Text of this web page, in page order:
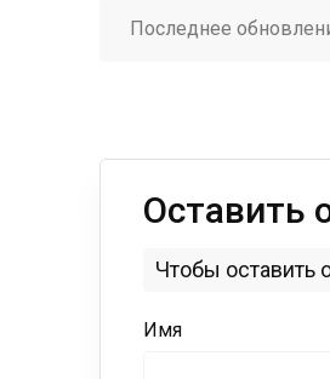
Последнее
Оставить
Чтобы оставить
Имя